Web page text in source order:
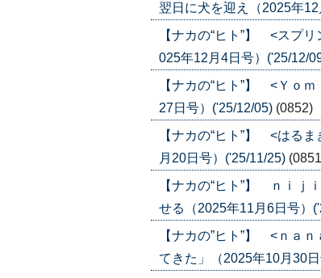
翌日に犬を迎え（2025年
【ナカの“ヒト”】 <スプ
025年12月4日号）('25/12/
【ナカの“ヒト”】 <Ｙｏ
27日号）('25/12/05) (0852)
【ナカの“ヒト”】 <はる
月20日号）('25/11/25)
【ナカの“ヒト”】 ｎｉｊ
せる（2025年11月6日号）
【ナカの”ヒト”】 <ｎａ
てきた」（2025年10月30